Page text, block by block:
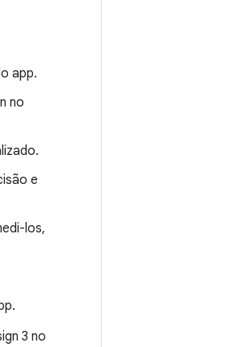
app.
no
e
los,
3 no